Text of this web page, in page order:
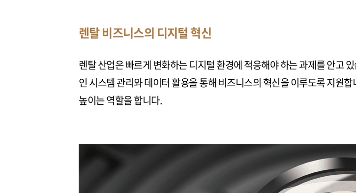
렌탈 비즈니스의 디지털 혁신
렌탈 산업은 빠르게 변화하는 디지털 환경에 적응해야 하는 과제를 안고
인 시스템 관리와 데이터 활용을 통해 비즈니스의 혁신을 이루도록 지원
높이는 역할을 합니다.